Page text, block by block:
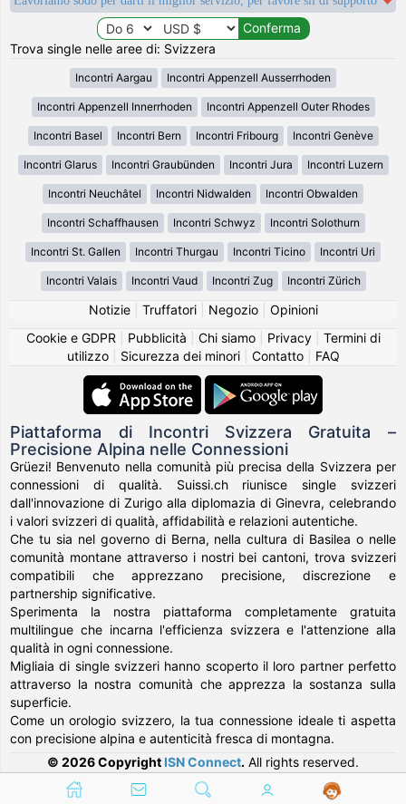
Trova single nelle aree di: Svizzera
Incontri Aargau Incontri Appenzell Ausserrhoden
Incontri Appenzell Innerrhoden Incontri Appenzell Outer Rhodes
Incontri Basel Incontri Bern Incontri Fribourg Incontri Genève
Incontri Glarus Incontri Graubünden Incontri Jura Incontri Luzern
Incontri Neuchâtel Incontri Nidwalden Incontri Obwalden
Incontri Schaffhausen Incontri Schwyz Incontri Solothurn
Incontri St. Gallen Incontri Thurgau Incontri Ticino Incontri Uri
Incontri Valais Incontri Vaud Incontri Zug Incontri Zürich
Notizie| Truffatori| Negozio| Opinioni
Cookie e GDPR
Pubblicità Chi siamo| Privacy| Termini di
utilizzo| Sicurezza dei minori| Contatto| FAQ
Piattaforma di Incontri Svizzera Gratuita –
Precisione Alpina nelle Connessioni
Grüezi! Benvenuto nella comunità più precisa della Svizzera per
connessioni di qualità. Suissi.ch riunisce single svizzeri
dall'innovazione di Zurigo alla diplomazia di Ginevra, celebrando
i valori svizzeri di qualità, affidabilità e relazioni autentiche.
Che tu sia nel governo di Berna, nella cultura di Basilea o nelle
comunità montane attraverso i nostri bei cantoni, trova svizzeri
compatibili che apprezzano precisione, discrezione e
partnership significative.
Sperimenta la nostra piattaforma completamente gratuita
multilingue che incarna l'efficienza svizzera e l'attenzione alla
qualità in ogni connessione.
Migliaia di single svizzeri hanno scoperto il loro partner perfetto
attraverso la nostra comunità che apprezza la sostanza sulla
superficie.
Come un orologio svizzero, la tua connessione ideale ti aspetta
con precisione alpina e autenticità fresca di montagna.
© 2026 Copyright ISN Connect. All rights reserved.